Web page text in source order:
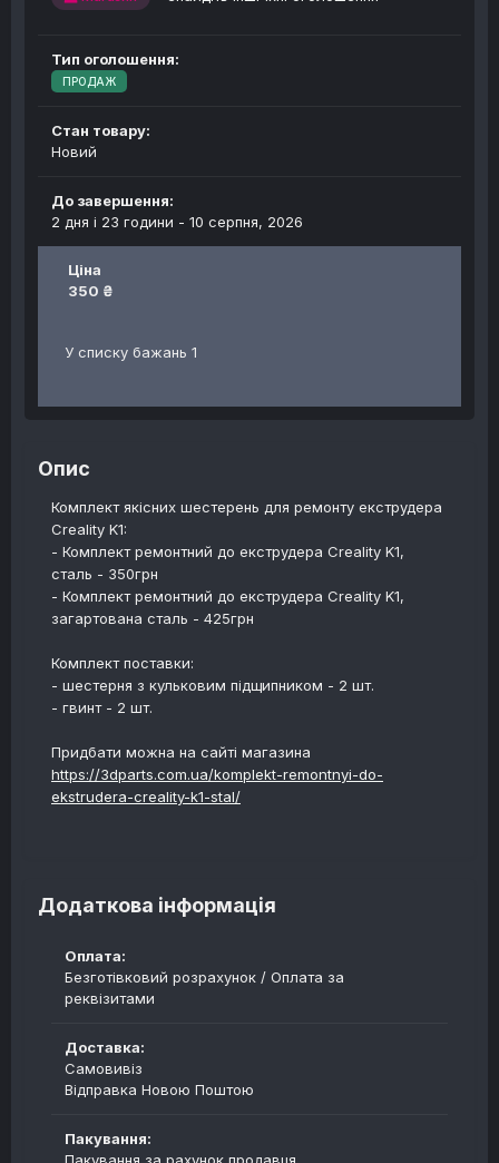
Тип оголошення:
ПРОДАЖ
Стан товару:
Новий
До завершення:
2 дня і 23 години - 10 серпня, 2026
Ціна
350 ₴
У списку бажань 1
Опис
Комплект якісних шестерень для ремонту екструдера
Creality K1:
- Комплект ремонтний до екструдера Creality K1,
сталь - 350грн
- Комплект ремонтний до екструдера Creality K1,
загартована сталь - 425грн
Комплект поставки:
- шестерня з кульковим підщипником - 2 шт.
- гвинт - 2 шт.
Придбати можна на сайті магазина
https://3dparts.com.ua/komplekt-remontnyi-do-
ekstrudera-creality-k1-stal/
Додаткова інформація
Оплата:
Безготівковий розрахунок / Оплата за
реквізитами
Доставка:
Самовивіз
Відправка Новою Поштою
Пакування: